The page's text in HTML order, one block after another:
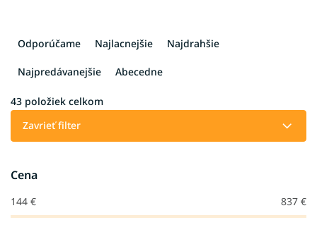
a
i
e
d
u
k
Odporúčame Najlacnejšie Najdrahšie
Najpredávanejšie Abecedne
43 položiek celkom
Zavrieť filter
Cena
144 € 837 €